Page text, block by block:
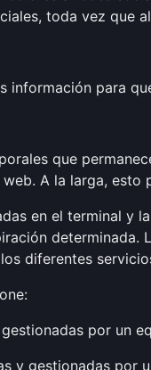
toda vez que
información para
que
A la larga,
en el terminal y
diferentes
por un
y gestionadas